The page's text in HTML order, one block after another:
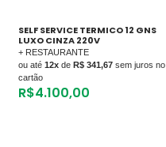
SELF SERVICE TERMICO 12 GNS
LUXO CINZA 220V
+ RESTAURANTE
ou até 12x de R$ 341,67 sem juros no
cartão
R$4.100,00